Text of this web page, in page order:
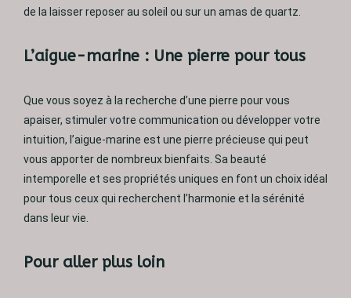
de la laisser reposer au soleil ou sur un amas de quartz.
L’aigue-marine : Une pierre pour tous
Que vous soyez à la recherche d’une pierre pour vous
apaiser, stimuler votre communication ou développer votre
intuition, l’aigue-marine est une pierre précieuse qui peut
vous apporter de nombreux bienfaits. Sa beauté
intemporelle et ses propriétés uniques en font un choix idéal
pour tous ceux qui recherchent l’harmonie et la sérénité
dans leur vie.
Pour aller plus loin